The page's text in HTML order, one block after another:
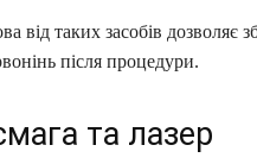
від таких засобів дозволяє
після процедури.
та лазер